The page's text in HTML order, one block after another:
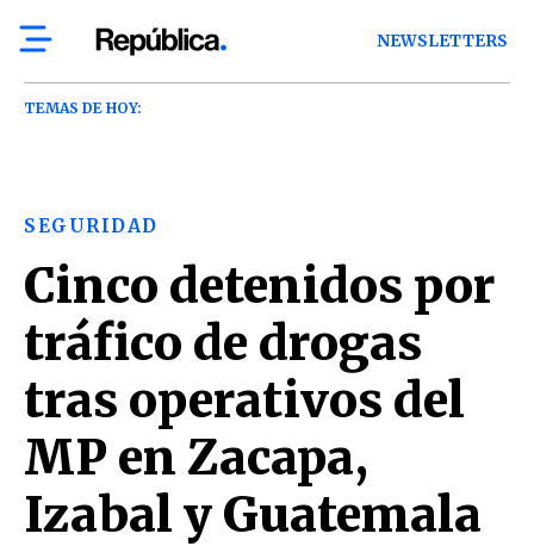
NEWSLETTERS
TEMAS DE HOY:
SEGURIDAD
Cinco detenidos por
tráfico de drogas
tras operativos del
MP en Zacapa,
Izabal y Guatemala